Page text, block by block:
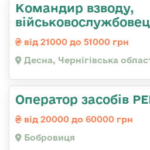
Командир взводу,
від 21000 до 51000 грн
Десна, Чернігівська
Оператор засобів
від 20000 до 60000 грн
Бобровиця